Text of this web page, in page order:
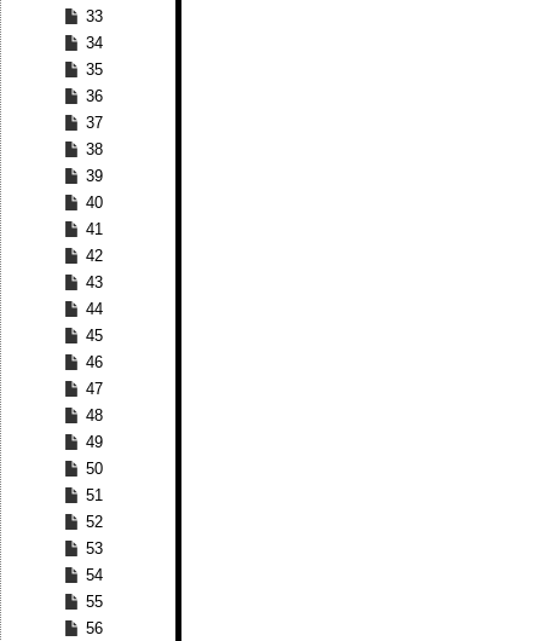
33
34
35
36
37
38
39
40
41
42
43
44
45
46
47
48
49
50
51
52
53
54
55
56